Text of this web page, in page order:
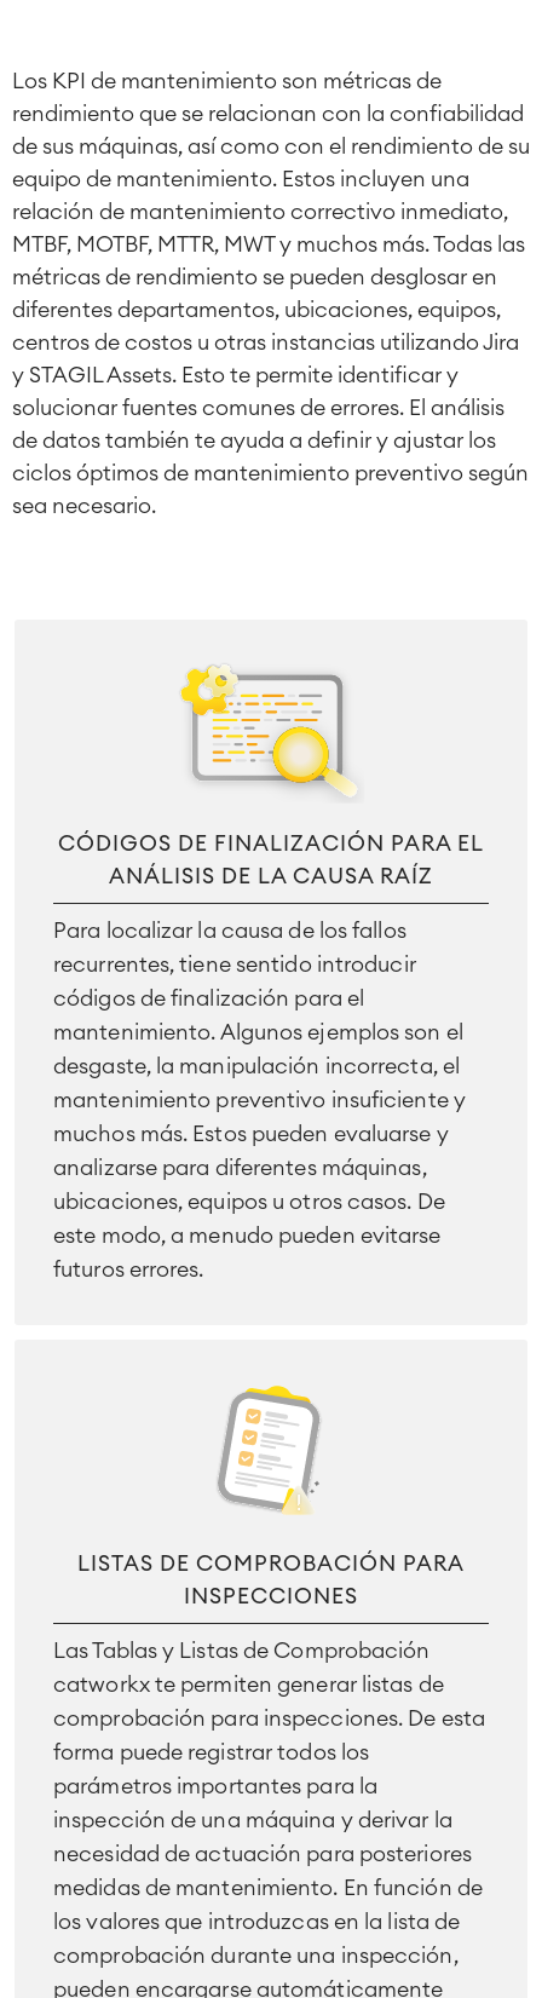
SOLUCIONES
Agile & DevOps
Gestión de requisitos
Agile Development
Gestión de pruebas
Project & Work Management
Planificación del tiempo
Procesos empresariales
LMS / eLearning
ERP Soluciones
Gestión del trabajo
Service Management
Viaja a la gestión de servicios
Gestión de servicios para
empresas
Gestión de activos
Mantenimiento industrial
Wiki Empresarial
Meetings
Intranet Social
SERVICIOS ■
Los KPI de mantenimiento son métricas de
rendimiento que se relacionan con la confiabilidad
de sus máquinas, así como con el rendimiento de su
equipo de mantenimiento. Estos incluyen una
relación de mantenimiento correctivo inmediato,
MTBF, MOTBF, MTTR, MWT y muchos más. Todas las
métricas de rendimiento se pueden desglosar en
diferentes departamentos, ubicaciones, equipos,
centros de costos u otras instancias utilizando Jira
y STAGIL Assets. Esto te permite identificar y
solucionar fuentes comunes de errores. El análisis
de datos también te ayuda a definir y ajustar los
ciclos óptimos de mantenimiento preventivo según
sea necesario.
CÓDIGOS DE FINALIZACIÓN PARA EL
ANÁLISIS DE LA CAUSA RAÍZ
Para localizar la causa de los fallos
recurrentes, tiene sentido introducir
códigos de finalización para el
mantenimiento. Algunos ejemplos son el
desgaste, la manipulación incorrecta, el
mantenimiento preventivo insuficiente y
muchos más. Estos pueden evaluarse y
analizarse para diferentes máquinas,
ubicaciones, equipos u otros casos. De
este modo, a menudo pueden evitarse
futuros errores.
LISTAS DE COMPROBACIÓN PARA
INSPECCIONES
Las Tablas y Listas de Comprobación
catworkx te permiten generar listas de
comprobación para inspecciones. De esta
forma puede registrar todos los
parámetros importantes para la
inspección de una máquina y derivar la
necesidad de actuación para posteriores
medidas de mantenimiento. En función de
los valores que introduzcas en la lista de
comprobación durante una inspección,
pueden encargarse automáticamente